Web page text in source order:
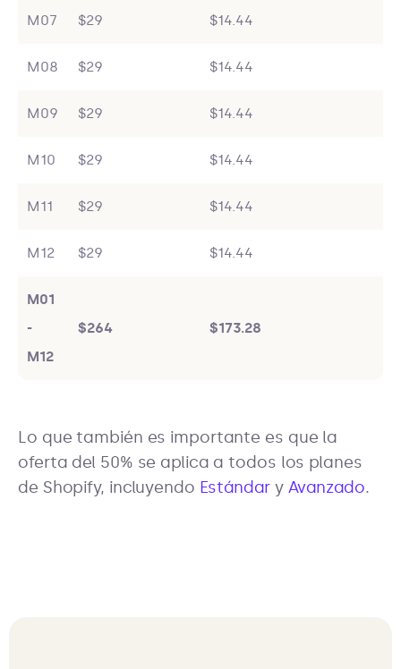
M07 $29 $14.44
M08 $29 $14.44
M09 $29 $14.44
M10 $29 $14.44
M11 $29 $14.44
M12 $29 $14.44
M01
-
M12
$264 $173.28
Lo que también es importante es que la
oferta del 50% se aplica a todos los planes
de Shopify, incluyendo Estándary Avanzado.